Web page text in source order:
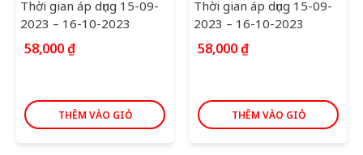
Thời gian áp dụng 15-09-
2023 – 16-10-2023
58,000₫
THÊM VÀO GIỎ
Thời gian áp dụng 15-09-
2023 – 16-10-2023
58,000₫
THÊM VÀO GIỎ